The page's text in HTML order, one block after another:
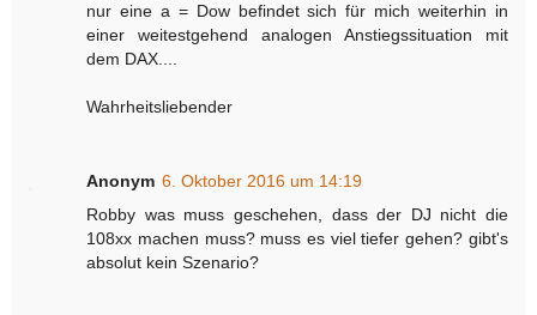
nur eine a = Dow befindet sich für mich weiterhin in
einer weitestgehend analogen Anstiegssituation mit
dem DAX....
Wahrheitsliebender
Anonym 6. Oktober 2016 um 14:19
Robby was muss geschehen, dass der DJ nicht die
108xx machen muss? muss es viel tiefer gehen? gibt's
absolut kein Szenario?